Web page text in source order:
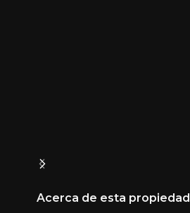
Acerca de esta propiedad